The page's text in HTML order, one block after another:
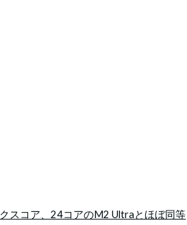
スコア、24コアのM2 Ultraとほぼ同等